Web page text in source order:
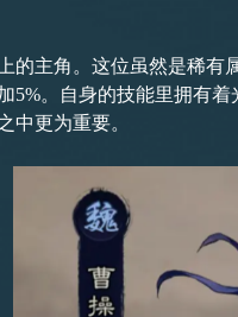
的主角。这位虽然是稀
5%。自身的技能里拥有
中更为重要。